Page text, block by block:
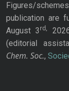
Figures/
publication are
August 3rd,
(editorial
Chem. Soc.,